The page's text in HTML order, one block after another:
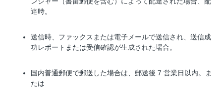
達時。
送信時、ファックスまたは電子メールで送信され、送信成
功レポートまたは受信確認が生成された場合。
国内普通郵便で郵送した場合は、郵送後 7 営業日以内。ま
たは